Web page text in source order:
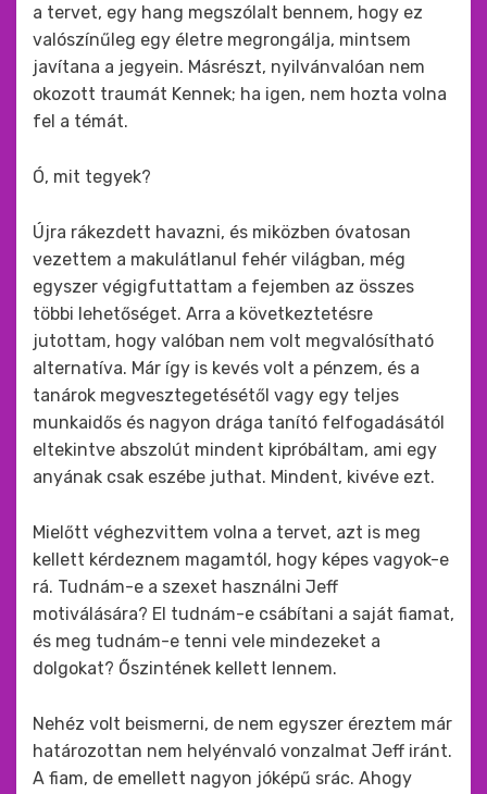
a tervet, egy hang megszólalt bennem, hogy ez
valószínűleg egy életre megrongálja, mintsem
javítana a jegyein. Másrészt, nyilvánvalóan nem
okozott traumát Kennek; ha igen, nem hozta volna
fel a témát.
Ó, mit tegyek?
Újra rákezdett havazni, és miközben óvatosan
vezettem a makulátlanul fehér világban, még
egyszer végigfuttattam a fejemben az összes
többi lehetőséget. Arra a következtetésre
jutottam, hogy valóban nem volt megvalósítható
alternatíva. Már így is kevés volt a pénzem, és a
tanárok megvesztegetésétől vagy egy teljes
munkaidős és nagyon drága tanító felfogadásától
eltekintve abszolút mindent kipróbáltam, ami egy
anyának csak eszébe juthat. Mindent, kivéve ezt.
Mielőtt véghezvittem volna a tervet, azt is meg
kellett kérdeznem magamtól, hogy képes vagyok-e
rá. Tudnám-e a szexet használni Jeff
motiválására? El tudnám-e csábítani a saját fiamat,
és meg tudnám-e tenni vele mindezeket a
dolgokat? Őszintének kellett lennem.
Nehéz volt beismerni, de nem egyszer éreztem már
határozottan nem helyénvaló vonzalmat Jeff iránt.
A fiam, de emellett nagyon jóképű srác. Ahogy